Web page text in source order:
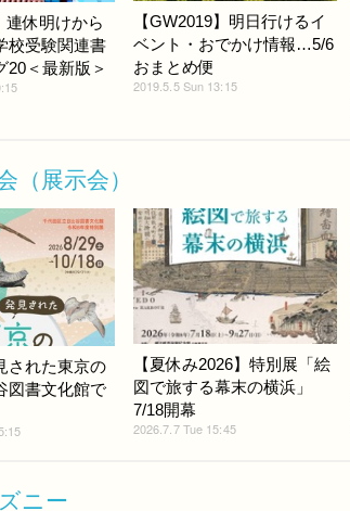
連休明けから
校受験関連書
20＜最新版＞
【GW2019】明日行けるイ
ベント・おでかけ情報…5/6
おまとめ便
2019.5.5 Sun 13:15
（展示会）
された東京の
図書文化館で
【夏休み2026】特別展「絵
図で旅する幕末の横浜」
7/18開幕
2026.7.7 Tue 15:45
ニー